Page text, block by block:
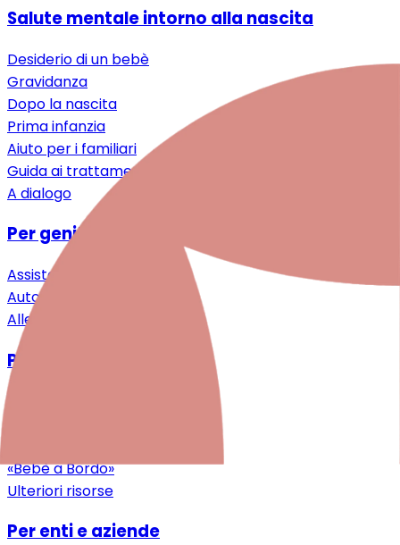
Salute mentale intorno alla nascita
Desiderio di un bebè
Gravidanza
Dopo la nascita
Prima infanzia
Aiuto per i familiari
Guida ai trattamenti
A dialogo
Per genitori e famiglie
Assistenza specialistica
Auto-aiuto & Comunità
Alleggerimento & Supporto
Per professioniste/i
«Bebè a Bordo»
Ulteriori risorse
Per enti e aziende